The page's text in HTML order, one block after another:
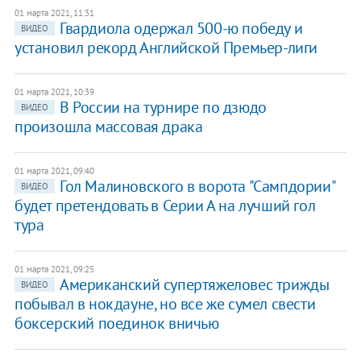
01 марта 2021, 11:31
ВИДЕО
Гвардиола одержал 500-ю победу и
установил рекорд Английской Премьер-лиги
01 марта 2021, 10:39
ВИДЕО
В России на турнире по дзюдо
произошла массовая драка
01 марта 2021, 09:40
ВИДЕО
Гол Малиновского в ворота "Сампдории"
будет претендовать в Серии А на лучший гол
тура
01 марта 2021, 09:25
ВИДЕО
Американский супертяжеловес трижды
побывал в нокдауне, но все же сумел свести
боксерский поединок вничью